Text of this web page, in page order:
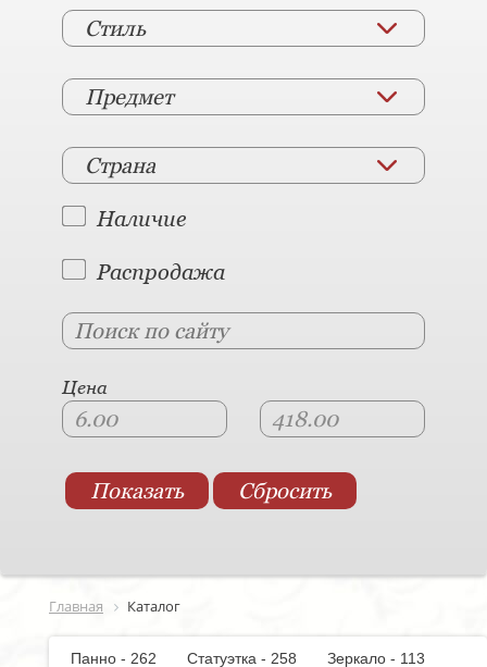
Стиль
Предмет
Страна
Наличие
Распродажа
Цена
Главная Каталог
Панно - 262 Статуэтка - 258
Зеркало - 113